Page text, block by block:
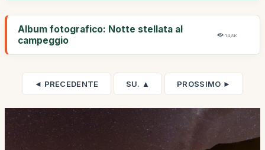
Album fotografico: Notte stellata al
campeggio
14,8K
◄ PRECEDENTE SU. ▲ PROSSIMO ►